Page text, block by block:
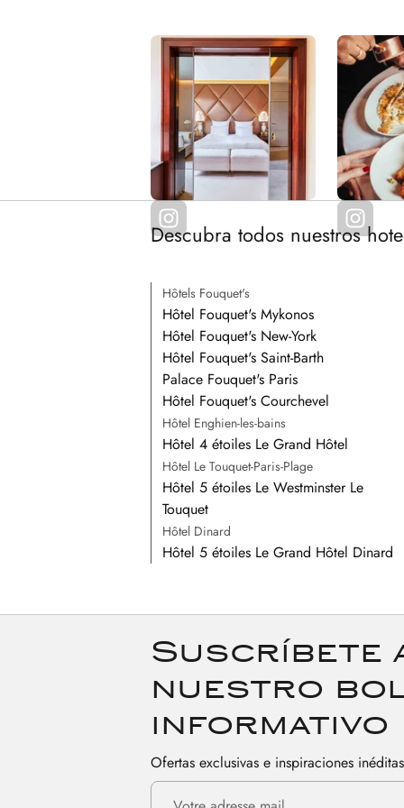
Descubra todos nuestros
Hôtels Fouquet's
Hôtel Fouquet's Mykonos
Hôtel Fouquet's New-York
Hôtel Fouquet's Saint-Barth
Palace Fouquet's Paris
Hôtel Fouquet's Courchevel
Hôtel Enghien-les-bains
Hôtel 4 étoiles Le Grand Hôtel
Hôtel Le Touquet-Paris-Plage
Hôtel 5 étoiles Le Westminster Le
Touquet
Hôtel Dinard
Hôtel 5 étoiles Le Grand Hôtel Dinard
Suscríbete
nuestro
informativo
Ofertas exclusivas e inspiraciones inéditas